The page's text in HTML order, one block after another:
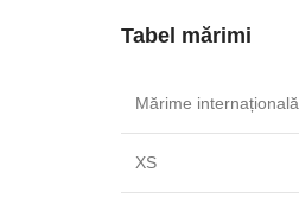
Tabel mărimi
Mărime internațională
XS